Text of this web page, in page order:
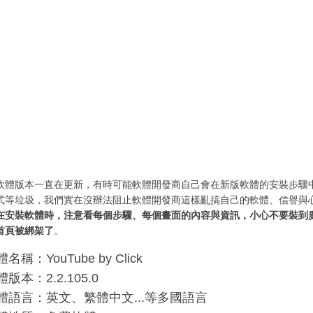
體版本一直在更新，有時可能軟體開發商自己會在新版軟體的安裝步驟
等垃圾，我們實在沒辦法阻止軟體開發商這樣亂搞自己的軟體、信譽與
安裝軟體時，注意看每個步驟、每個畫面的內容與資訊，小心不要裝到
頁被綁架了。
名稱：YouTube by Click
版本：2.2.105.0
語言：英文、繁體中文...等多國語言